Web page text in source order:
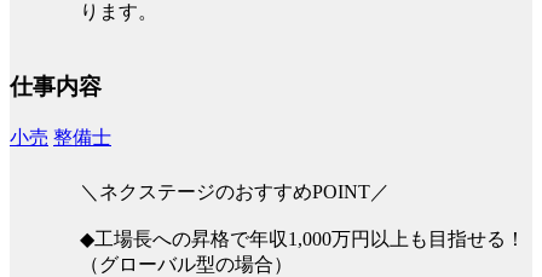
ります。
仕事内容
小売 整備士
＼ネクステージのおすすめPOINT／
◆工場長への昇格で年収1,000万円以上も目指せる！
（グローバル型の場合）